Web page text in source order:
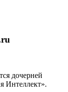
дочерней
Интеллект».